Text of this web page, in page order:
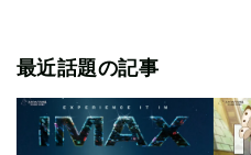
最近話題の記事